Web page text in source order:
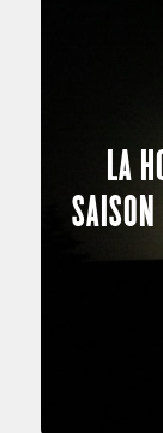
LA
SAISON